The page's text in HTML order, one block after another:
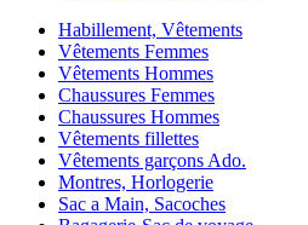
Habillement, Vêtements
Vêtements Femmes
Vêtements Hommes
Chaussures Femmes
Chaussures Hommes
Vêtements fillettes
Vêtements garçons Ado.
Montres, Horlogerie
Sac a Main, Sacoches